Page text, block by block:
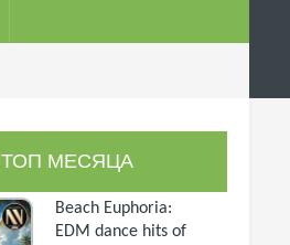
ТОП МЕСЯЦА
Beach Euphoria:
EDM dance hits of